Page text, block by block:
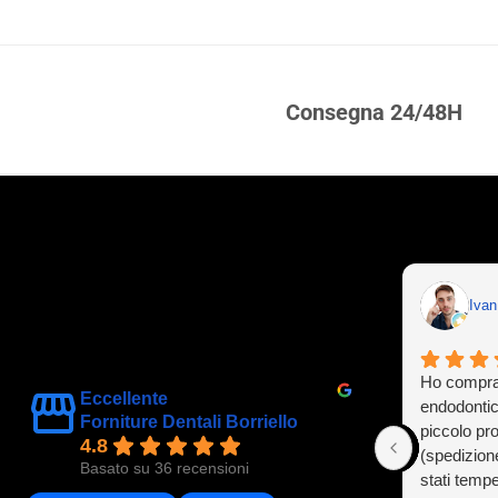
Consegna 24/48H
Eccellente
Forniture Dentali Borriello
4.8
Basato su 36 recensioni
Ho
piccolo
stati